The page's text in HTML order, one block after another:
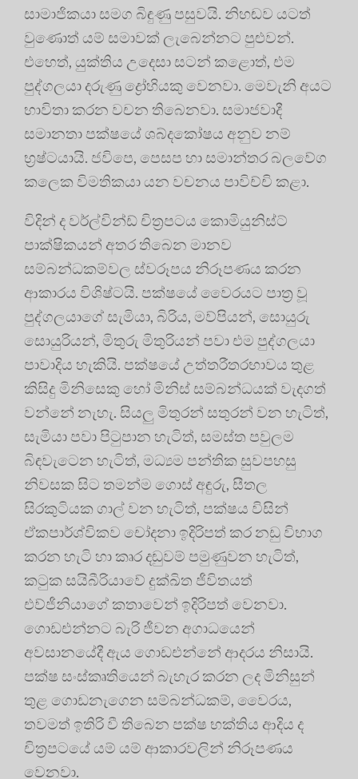
සාමාජිකයා සමග බිඳුණු පසුවයි. නිහඬව යටත්
වුණොත් යම් සමාවක් ලැබෙන්නට පුළුවන්.
එහෙත්, යුක්තිය උදෙසා සටන් කළොත්, එම
පුද්ගලයා දරුණු ද්‍රෝහියකු වෙනවා. මෙවැනි අයට
භාවිතා කරන වචන තිබෙනවා. සමාජවාදී
සමානතා පක්ෂයේ ශබ්දකෝෂය අනුව නම්
භ්‍රෂ්ටයායි. ජවිපෙ, පෙසප හා සමාන්තර බලවේග
කලෙක විමතිකයා යන වචනය පාවිච්චි කළා.
විදින් ද වර්ල්වින්ඩ් චිත්‍රපටය කොමියුනිස්ට්
පාක්ෂිකයන් අතර තිබෙන මානව
සම්බන්ධකම්වල ස්වරූපය නිරූපණය කරන
ආකාරය විශිෂ්ටයි. පක්ෂයේ වෛරයට පාත්‍ර වූ
පුද්ගලයාගේ සැමියා, බිරිය, මව්පියන්, සොයුරු
සොයුරියන්, මිතුරු මිතුරියන් පවා එම පුද්ගලයා
පාවාදිය හැකියි. පක්ෂයේ උත්තරීතරභාවය තුළ
කිසිදු මිනිසෙකු හෝ මිනිස් සම්බන්ධයක් වැදගත්
වන්නේ නැහැ. සියලු මිතුරන් සතුරන් වන හැටිත්,
සැමියා පවා පිටුපාන හැටිත්, සමස්ත පවුලම
බිඳවැටෙන හැටිත්, මධ්‍යම පන්තික සුවපහසු
නිවසක සිට තමන්ම ගොස් අඳුරු, සීතල
සිරකුටියක ගාල් වන හැටිත්, පක්ෂය විසින්
ඒකපාර්ශ්විකව චෝදනා ඉදිරිපත් කර නඩු විභාග
කරන හැටි හා කෘර දඬුවම් පමුණුවන හැටිත්,
කටුක සයිබීරියාවේ දුක්ඛිත ජීවිතයත්
එව්ජීනියාගේ කතාවෙන් ඉදිරිපත් වෙනවා.
ගොඩඑන්නට බැරි ජීවන අගාධයෙන්
අවසානයේදී ඇය ගොඩඑන්නේ ආදරය නිසායි.
පක්ෂ සංස්කෘතියෙන් බැහැර කරන ලද මිනිසුන්
තුළ ගොඩනැගෙන සම්බන්ධකම්, වෛරය,
තවමත් ඉතිරි වී තිබෙන පක්ෂ භක්තිය ආදිය ද
චිත්‍රපටයේ යම් යම් ආකාරවලින් නිරූපණය
වෙනවා.